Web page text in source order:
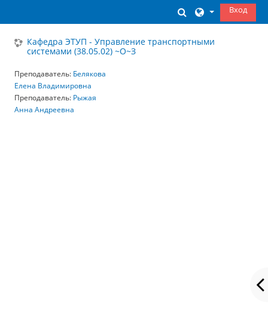
ИзменитьВход
Кафедра ЭТУП - Управление транспортными
системами (38.05.02) ~О~З
Преподаватель: Белякова
Елена Владимировна
Преподаватель: Рыжая
Анна Андреевна